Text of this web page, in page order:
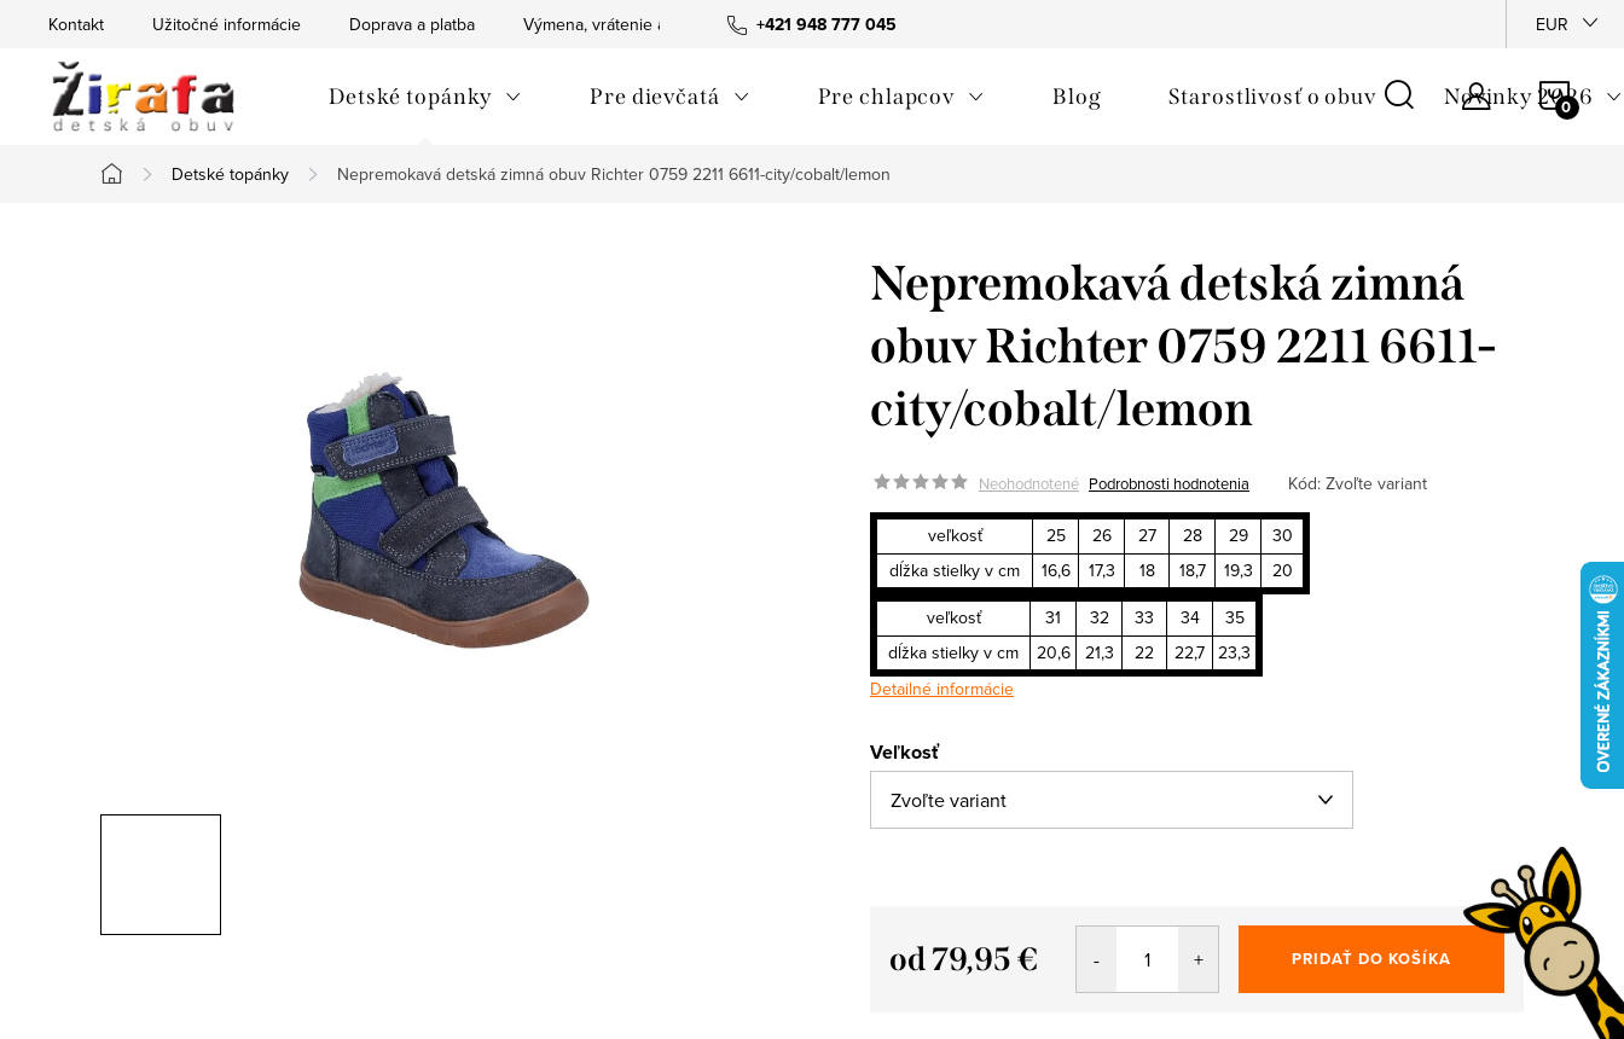
+421 948 777 045
Kontakt Užitočné informácie Doprava a platba Výmena, vrátenie a reklamácie tovaru Ako nakupovať Ochrana osobných
EUR
Detské topánky Pre dievčatá Pre chlapcov Blog Starostlivosť o obuv Novinky 2026
Domov
Detské topánky Nepremokavá detská zimná obuv Richter 0759 2211 6611-city/cobalt/lemon
Nepremokavá detská zimná
obuv Richter 0759 2211 6611-
city/cobalt/lemon
Neohodnotené Podrobnosti hodnotenia Kód: Zvoľte variant
veľkosť 25 26 27 28 29
30
dĺžka stielky v cm
16,6 17,3 18 18,7 19,3
20
veľkosť
31 32 33 34
35
dĺžka stielky v cm
20,6 21,3 22 22,7 23,3
Detailné informácie
Veľkosť
od79,95 € PRIDAŤ DO KOŠÍKA